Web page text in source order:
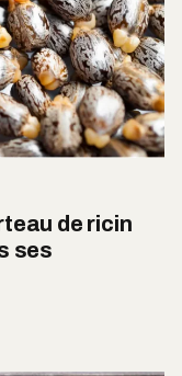
de ricin
ses